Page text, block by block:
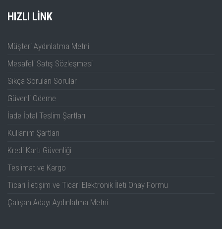
HIZLI LINK
Müşteri Aydınlatma Metni
Mesafeli Satış Sözleşmesi
Sıkça Sorulan Sorular
Güvenli Ödeme
İade İptal Teslim Şartları
Kullanım Şartları
Kredi Kartı Güvenliği
Teslimat ve Kargo
Ticari İletişim ve Ticari Elektronik İleti Onay Formu
Çalışan Adayı Aydınlatma Metni